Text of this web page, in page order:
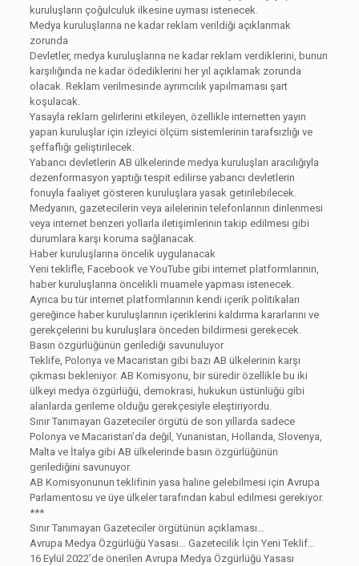
kuruluşların çoğulculuk ilkesine uyması istenecek.
Medya kuruluşlarına ne kadar reklam verildiği açıklanmak
zorunda
Devletler, medya kuruluşlarına ne kadar reklam verdiklerini, bunun
karşılığında ne kadar ödediklerini her yıl açıklamak zorunda
olacak. Reklam verilmesinde ayrımcılık yapılmaması şart
koşulacak.
Yasayla reklam gelirlerini etkileyen, özellikle internetten yayın
yapan kuruluşlar için izleyici ölçüm sistemlerinin tarafsızlığı ve
şeffaflığı geliştirilecek.
Yabancı devletlerin AB ülkelerinde medya kuruluşları aracılığıyla
dezenformasyon yaptığı tespit edilirse yabancı devletlerin
fonuyla faaliyet gösteren kuruluşlara yasak getirilebilecek.
Medyanın, gazetecilerin veya ailelerinin telefonlarının dinlenmesi
veya internet benzeri yollarla iletişimlerinin takip edilmesi gibi
durumlara karşı koruma sağlanacak.
Haber kuruluşlarına öncelik uygulanacak
Yeni teklifle, Facebook ve YouTube gibi internet platformlarının,
haber kuruluşlarına öncelikli muamele yapması istenecek.
Ayrıca bu tür internet platformlarının kendi içerik politikaları
gereğince haber kuruluşlarının içeriklerini kaldırma kararlarını ve
gerekçelerini bu kuruluşlara önceden bildirmesi gerekecek.
Basın özgürlüğünün gerilediği savunuluyor
Teklife, Polonya ve Macaristan gibi bazı AB ülkelerinin karşı
çıkması bekleniyor. AB Komisyonu, bir süredir özellikle bu iki
ülkeyi medya özgürlüğü, demokrasi, hukukun üstünlüğü gibi
alanlarda gerileme olduğu gerekçesiyle eleştiriyordu.
Sınır Tanımayan Gazeteciler örgütü de son yıllarda sadece
Polonya ve Macaristan’da değil, Yunanistan, Hollanda, Slovenya,
Malta ve İtalya gibi AB ülkelerinde basın özgürlüğünün
gerilediğini savunuyor.
AB Komisyonunun teklifinin yasa haline gelebilmesi için Avrupa
Parlamentosu ve üye ülkeler tarafından kabul edilmesi gerekiyor.
***
Sınır Tanımayan Gazeteciler örgütünün açıklaması…
Avrupa Medya Özgürlüğü Yasası… Gazetecilik İçin Yeni Teklif…
16 Eylül 2022’de önerilen Avrupa Medya Özgürlüğü Yasası